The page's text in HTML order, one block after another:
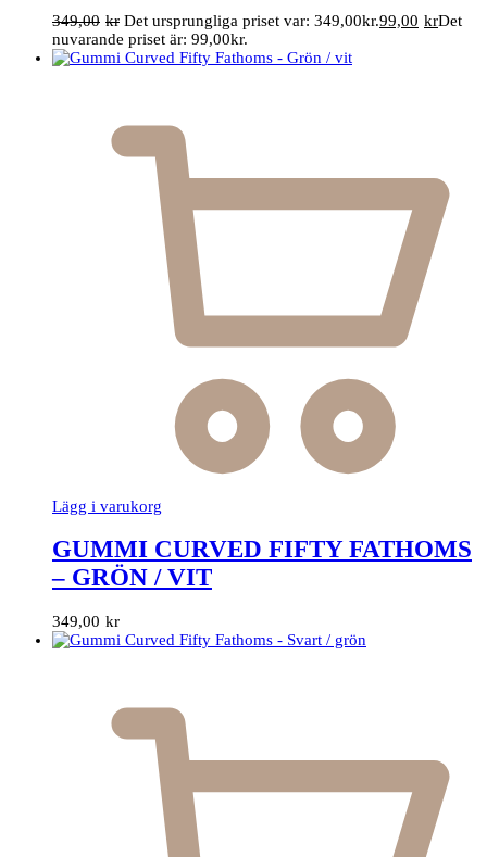
349,00 kr Det ursprungliga priset var: 349,00kr.99,00 krDet
nuvarande priset är: 99,00kr.
Lägg i varukorg
GUMMI CURVED FIFTY FATHOMS
– GRÖN / VIT
349,00 kr